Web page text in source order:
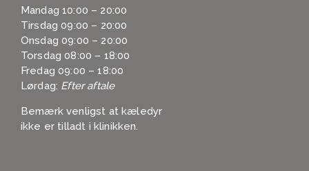
Mandag 10:00 – 20:00
Tirsdag 09:00 – 20:00
Onsdag 09:00 – 20:00
Torsdag 08:00 – 18:00
Fredag 09:00 – 18:00
Lørdag: Efter aftale
Bemærk venligst at kæledyr
ikke er tilladt i klinikken.